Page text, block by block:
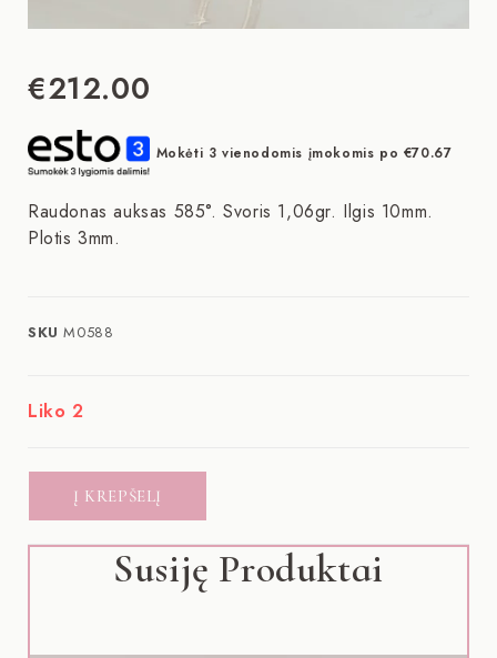
€212.00
Mokėti 3 vienodomis įmokomis po €70.67
Raudonas auksas 585°. Svoris 1,06gr. Ilgis 10mm.
Plotis 3mm.
SKUM0588
Liko 2
Į KREPŠELĮ
Susiję Produktai